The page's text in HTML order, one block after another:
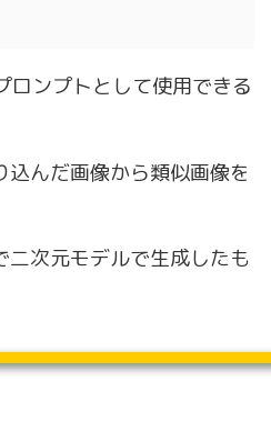
ンプトとして使用できる
んだ画像から類似画像を
二次元モデルで生成したも